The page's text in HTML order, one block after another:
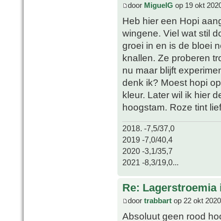
door MiguelG op 19 okt
Heb hier een Hopi
wingene. Viel wat stil
groei in en is de bloei
knallen. Ze proberen
nu maar blijft
denk ik? Moest hopi
kleur. Later wil ik hier
hoogstam. Roze tint
2018. -7,5/37,0
2019 -7,0/40,4
2020 -3,1/35,7
2021 -8,3/19,0...
Re:
door trabbart op 22 okt
Absoluut geen rood